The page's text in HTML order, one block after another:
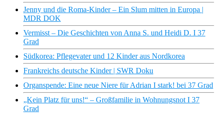
Jenny und die Roma-Kinder – Ein Slum mitten in Europa |
MDR DOK
Vermisst – Die Geschichten von Anna S. und Heidi D. I 37
Grad
Südkorea: Pflegevater und 12 Kinder aus Nordkorea
Frankreichs deutsche Kinder | SWR Doku
Organspende: Eine neue Niere für Adrian I stark! bei 37 Grad
„Kein Platz für uns!“ – Großfamilie in Wohnungsnot I 37
Grad